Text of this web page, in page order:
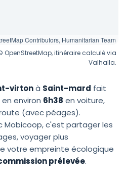
Contributors, Humanitarian Team
itinéraire calculé via
Valhalla.
virtonà Saint-mard fait
environ 6h38 en voiture,
(avec péages).
c'est partager les
voyager plus
votre empreinte écologique
prélevée.